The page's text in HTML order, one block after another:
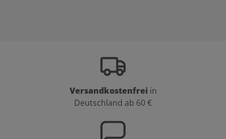
Versandkostenfrei in
Deutschland ab 60 €